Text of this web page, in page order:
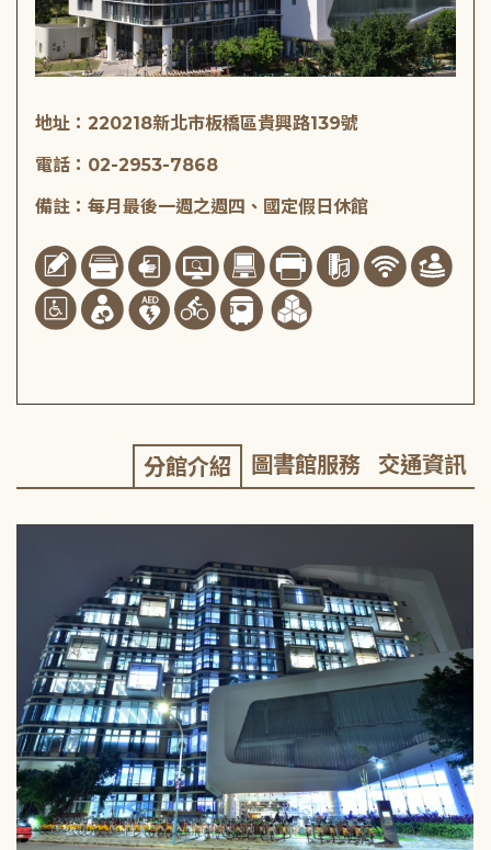
地址：220218新北市板橋區貴興路139號
電話：02-2953-7868
備註：每月最後一週之週四、國定假日休館
分館介紹 圖書館服務 交通資訊